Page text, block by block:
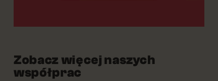
Zobacz więcej naszych
współprac